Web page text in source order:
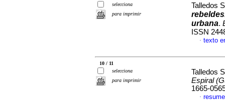
selecciona
para imprimir
Talledos
urbana.
ISSN
· texto
10 / 11
selecciona
para imprimir
Talledos
Espiral
1665-
·